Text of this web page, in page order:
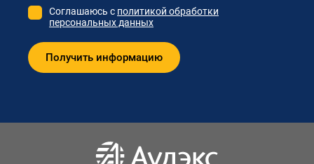
Соглашаюсь с политикой обработки
персональных данных